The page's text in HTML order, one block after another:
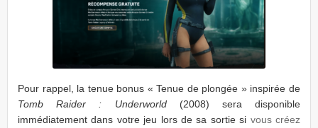
Pour rappel, la tenue bonus « Tenue de plongée » inspirée de
Tomb Raider : Underworld(2008) sera disponible
immédiatement dans votre jeu lors de sa sortie si vous créez